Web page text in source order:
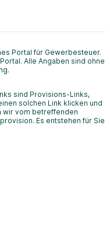
Portal für Gewerbesteuer.
Alle Angaben sind ohne
sind Provisions-Links,
solchen Link klicken und
wir vom betreffenden
Es entstehen für Sie